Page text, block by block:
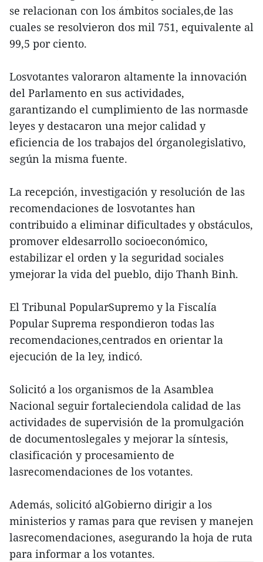
se relacionan con los ámbitos sociales,de las
cuales se resolvieron dos mil 751, equivalente al
99,5 por ciento.
Losvotantes valoraron altamente la innovación
del Parlamento en sus actividades,
garantizando el cumplimiento de las normasde
leyes y destacaron una mejor calidad y
eficiencia de los trabajos del órganolegislativo,
según la misma fuente.
La recepción, investigación y resolución de las
recomendaciones de losvotantes han
contribuido a eliminar dificultades y obstáculos,
promover eldesarrollo socioeconómico,
estabilizar el orden y la seguridad sociales
ymejorar la vida del pueblo, dijo Thanh Binh.
El Tribunal PopularSupremo y la Fiscalía
Popular Suprema respondieron todas las
recomendaciones,centrados en orientar la
ejecución de la ley, indicó.
Solicitó a los organismos de la Asamblea
Nacional seguir fortaleciendola calidad de las
actividades de supervisión de la promulgación
de documentoslegales y mejorar la síntesis,
clasificación y procesamiento de
lasrecomendaciones de los votantes.
Además, solicitó alGobierno dirigir a los
ministerios y ramas para que revisen y manejen
lasrecomendaciones, asegurando la hoja de ruta
para informar a los votantes.